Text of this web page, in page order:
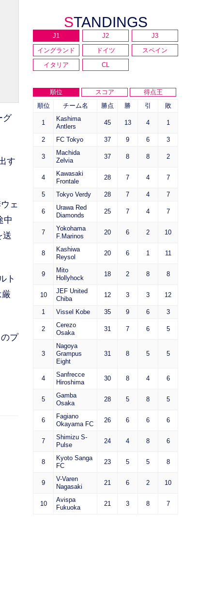
グ
す
ェ
中
送
ト
厳
プ
STANDINGS
J1 J2
J3
イングランド
ドイツ
スペイン
イタリア
CL
順位 スコア
得点王
順位
チーム名 勝点 勝 引 敗
1
Kashima
Antlers
45 13 4 1
2 FC Tokyo 37 9 6 3
3
Machida
Zelvia
37 8 8 2
4
Kawasaki
Frontale
28 7 4 7
5 Tokyo Verdy 28 7 4 7
6
Urawa Red
Diamonds
25 7 4 7
7
Yokohama
F.Marinos
20 6 2 10
8
Kashiwa
Reysol
20 6 1 11
9
Mito
Hollyhock
18 2 8 8
10
JEF United
Chiba
12 3 3 12
1 Vissel Kobe 35 9 6 3
2
Cerezo
Osaka
31 7 6 5
3
Nagoya
Grampus
Eight
31 8 5 5
4
Sanfrecce
Hiroshima
30 8 4 6
5
Gamba
Osaka
28 5 8 5
6
Fagiano
Okayama FC
26 6 6 6
7
Shimizu S-
Pulse
24 4 8 6
8
Kyoto Sanga
FC
23 5 5 8
9
V-Varen
Nagasaki
21 6 2 10
10
Avispa
Fukuoka
21 3 8 7